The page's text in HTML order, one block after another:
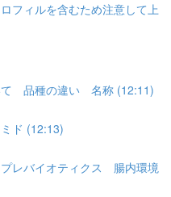
ィルを含むため注意して上
て 品種の違い 名称 (12:11)
ド (12:13)
バイオティクス 腸内環境